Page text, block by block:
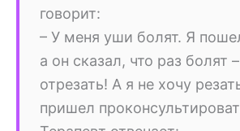
говорит:
– У меня уши болят. Я
а он сказал, что раз болят
отрезать! А я не хочу
пришел